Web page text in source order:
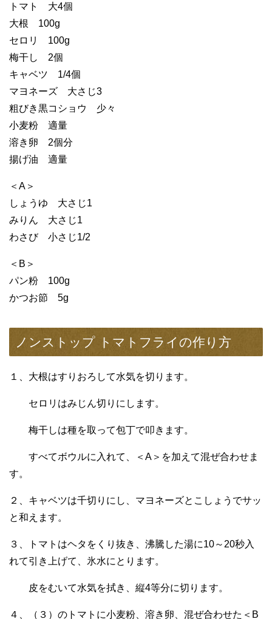
トマト 大4個
大根 100g
セロリ 100g
梅干し 2個
キャベツ 1/4個
マヨネーズ 大さじ3
粗びき黒コショウ 少々
小麦粉 適量
溶き卵 2個分
揚げ油 適量
＜A＞
しょうゆ 大さじ1
みりん 大さじ1
わさび 小さじ1/2
＜B＞
パン粉 100g
かつお節 5g
ノンストップ トマトフライの作り方
１、大根はすりおろして水気を切ります。
セロリはみじん切りにします。
梅干しは種を取って包丁で叩きます。
すべてボウルに入れて、＜A＞を加えて混ぜ合わせま
す。
２、キャベツは千切りにし、マヨネーズとこしょうでサッ
と和えます。
３、トマトはヘタをくり抜き、沸騰した湯に10～20秒入
れて引き上げて、氷水にとります。
皮をむいて水気を拭き、縦4等分に切ります。
４、（３）のトマトに小麦粉、溶き卵、混ぜ合わせた＜B